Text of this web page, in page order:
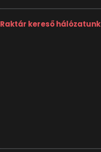
Raktár kereső hálózatunk